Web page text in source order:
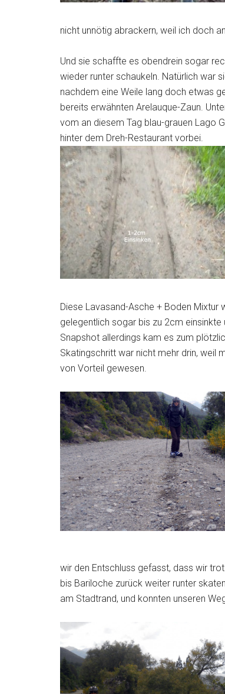
nicht unnötig abrackern, weil ich doch
Und sie schaffte es obendrein sogar
wieder runter schaukeln. Natürlich war
nachdem eine Weile lang doch etwas
bereits erwähnten Arelauque-Zaun.
vom an diesem Tag blau-grauen Lago
hinter dem Dreh-Restaurant vorbei.
Diese Lavasand-Asche + Boden
gelegentlich sogar bis zu 2cm
Snapshot allerdings kam es zum
Skatingschritt war nicht mehr drin, weil
von Vorteil gewesen.
wir den Entschluss gefasst, dass wir
bis Bariloche zurück weiter runter
am Stadtrand, und konnten unseren